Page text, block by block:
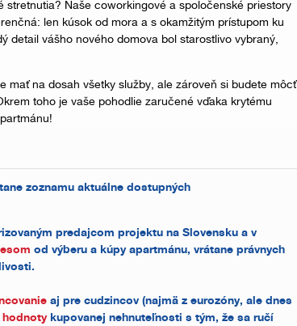
Naše coworkingové a spoločenské priestory
len kúsok od mora a s okamžitým prístupom ku
detail vášho nového domova bol starostlivo vybraný,
mať na dosah všetky služby, ale zároveň si budete môcť
toho je vaše pohodlie zaručené vďaka krytému
zoznamu aktuálne dostupných
predajcom projektu na Slovensku a v
od výberu a kúpy apartmánu, vrátane právnych
aj pre cudzincov (najmä z eurozóny, ale dnes
hodnotykupovanej nehnuteľnosti s tým, že sa ručí